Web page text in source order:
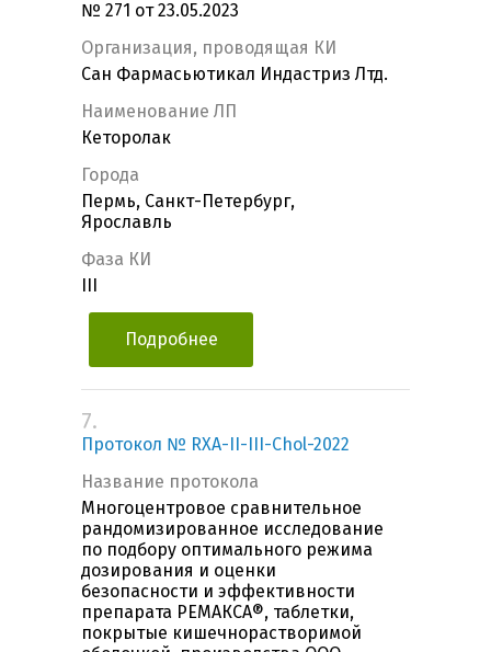
№ 271 от 23.05.2023
Организация, проводящая КИ
Сан Фармасьютикал Индастриз Лтд.
Наименование ЛП
Кеторолак
Города
Пермь, Санкт-Петербург,
Ярославль
Фаза КИ
Подробнее
7.
Протокол № RXA-II-III-Chol-2022
Название протокола
Многоцентровое сравнительное
рандомизированное исследование
по подбору оптимального режима
дозирования и оценки
безопасности и эффективности
препарата РЕМАКСА®, таблетки,
покрытые кишечнорастворимой